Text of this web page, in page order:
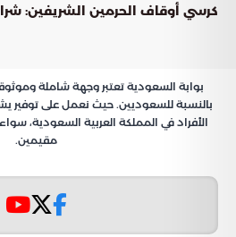
كرسي أوقاف الحرمين الشريفين:
بوابة السعودية تعتبر وجهة شاملة
بالنسبة للسعوديين. حيث نعمل على توفير
الأفراد في المملكة العربية السعودية،
مقيمين.